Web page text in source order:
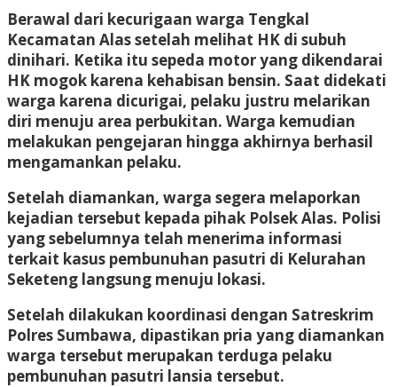
Berawal dari kecurigaan warga Tengkal
Kecamatan Alas setelah melihat HK di subuh
dinihari. Ketika itu sepeda motor yang dikendarai
HK mogok karena kehabisan bensin. Saat didekati
warga karena dicurigai, pelaku justru melarikan
diri menuju area perbukitan. Warga kemudian
melakukan pengejaran hingga akhirnya berhasil
mengamankan pelaku.
Setelah diamankan, warga segera melaporkan
kejadian tersebut kepada pihak Polsek Alas. Polisi
yang sebelumnya telah menerima informasi
terkait kasus pembunuhan pasutri di Kelurahan
Seketeng langsung menuju lokasi.
Setelah dilakukan koordinasi dengan Satreskrim
Polres Sumbawa, dipastikan pria yang diamankan
warga tersebut merupakan terduga pelaku
pembunuhan pasutri lansia tersebut.